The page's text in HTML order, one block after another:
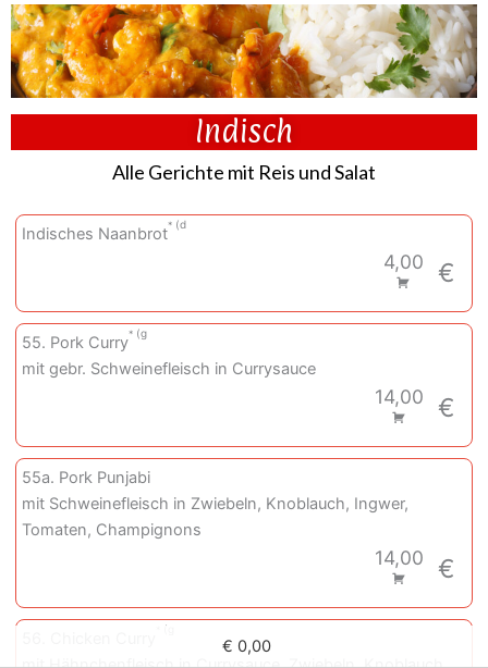
Indisch
Alle Gerichte mit Reis und Salat
Indisches Naanbrot
d
4,00 €
55. Pork Curry
g
mit gebr. Schweinefleisch in Currysauce
14,00 €
55a. Pork Punjabi
mit Schweinefleisch in Zwiebeln, Knoblauch, Ingwer,
Tomaten, Champignons
14,00 €
€ 0,00